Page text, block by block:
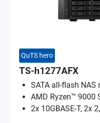
QuTS hero
TS-h1277AFX
SATA all-flash NAS
AMD Ryzen™ 9000
2x 10GBASE-T, 2x